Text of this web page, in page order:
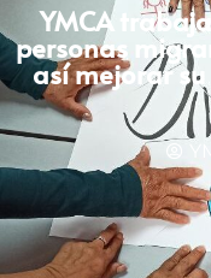
YMCA
personas
así mejorar